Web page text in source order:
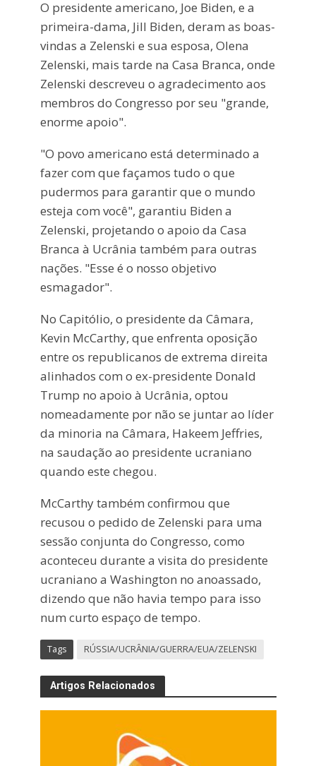
O presidente americano, Joe Biden, e a
primeira-dama, Jill Biden, deram as boas-
vindas a Zelenski e sua esposa, Olena
Zelenski, mais tarde na Casa Branca, onde
Zelenski descreveu o agradecimento aos
membros do Congresso por seu "grande,
enorme apoio".
"O povo americano está determinado a
fazer com que façamos tudo o que
pudermos para garantir que o mundo
esteja com você", garantiu Biden a
Zelenski, projetando o apoio da Casa
Branca à Ucrânia também para outras
nações. "Esse é o nosso objetivo
esmagador".
No Capitólio, o presidente da Câmara,
Kevin McCarthy, que enfrenta oposição
entre os republicanos de extrema direita
alinhados com o ex-presidente Donald
Trump no apoio à Ucrânia, optou
nomeadamente por não se juntar ao líder
da minoria na Câmara, Hakeem Jeffries,
na saudação ao presidente ucraniano
quando este chegou.
McCarthy também confirmou que
recusou o pedido de Zelenski para uma
sessão conjunta do Congresso, como
aconteceu durante a visita do presidente
ucraniano a Washington no anoassado,
dizendo que não havia tempo para isso
num curto espaço de tempo.
Tags RÚSSIA/UCRÂNIA/GUERRA/EUA/ZELENSKI
Artigos Relacionados